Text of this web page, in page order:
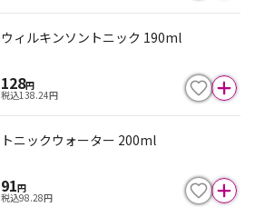
ウィルキンソントニック 190ml
128円
税込138.24円
トニックウォーター 200ml
91円
税込98.28円